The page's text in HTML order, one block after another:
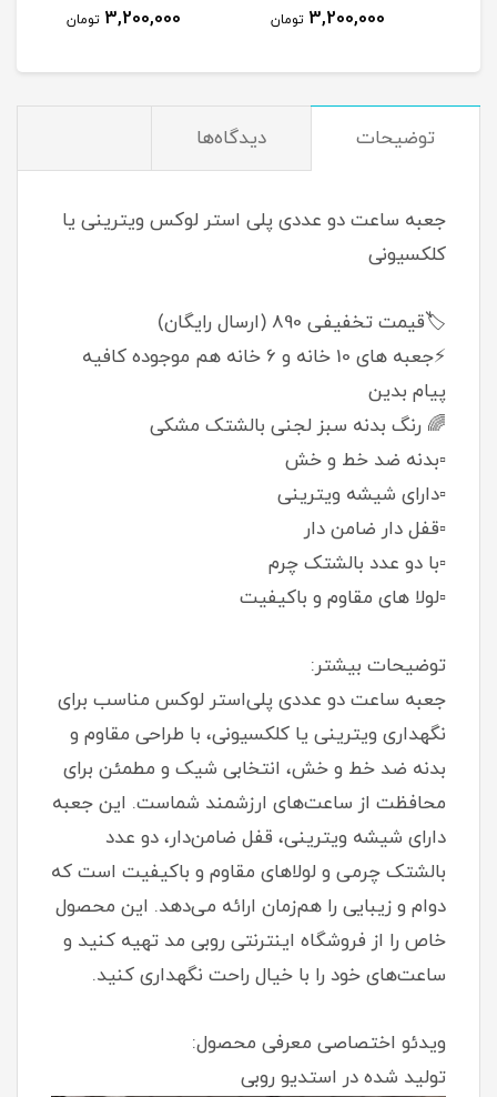
3,200,000 تومان 3,200,000 تومان
توضیحات دیدگاه‌ها
جعبه ساعت دو عددی پلی استر لوکس ویترینی یا
کلکسیونی
🏷️قیمت تخفیفی 890 (ارسال رایگان)
⚡جعبه های 10 خانه و 6 خانه هم موجوده کافیه
پیام بدین
🌈 رنگ بدنه سبز لجنی بالشتک مشکی
▫️بدنه ضد خط و خش
▫️دارای شیشه ویترینی
▫️قفل دار ضامن دار
▫️با دو عدد بالشتک چرم
▫️لولا های مقاوم و باکیفیت
توضیحات بیشتر:
جعبه ساعت دو عددی پلی‌استر لوکس مناسب برای
نگهداری ویترینی یا کلکسیونی، با طراحی مقاوم و
بدنه ضد خط و خش، انتخابی شیک و مطمئن برای
محافظت از ساعت‌های ارزشمند شماست. این جعبه
دارای شیشه ویترینی، قفل ضامن‌دار، دو عدد
بالشتک چرمی و لولاهای مقاوم و باکیفیت است که
دوام و زیبایی را هم‌زمان ارائه می‌دهد. این محصول
خاص را از فروشگاه اینترنتی روبی مد تهیه کنید و
ساعت‌های خود را با خیال راحت نگهداری کنید.
ویدئو اختصاصی معرفی محصول:
تولید شده در استدیو روبی